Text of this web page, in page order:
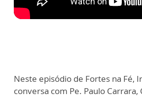
Neste episódio de Fortes na Fé,
conversa com Pe. Paulo Carrara,